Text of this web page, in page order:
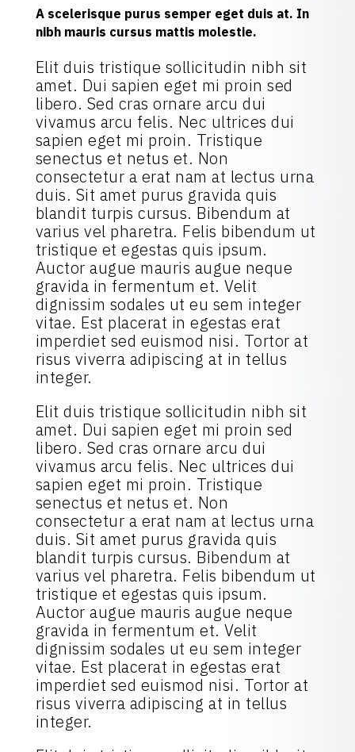
A scelerisque purus semper eget duis at. In
nibh mauris cursus mattis molestie.
Elit duis tristique sollicitudin nibh sit
amet. Dui sapien eget mi proin sed
libero. Sed cras ornare arcu dui
vivamus arcu felis. Nec ultrices dui
sapien eget mi proin. Tristique
senectus et netus et. Non
consectetur a erat nam at lectus urna
duis. Sit amet purus gravida quis
blandit turpis cursus. Bibendum at
varius vel pharetra. Felis bibendum ut
tristique et egestas quis ipsum.
Auctor augue mauris augue neque
gravida in fermentum et. Velit
dignissim sodales ut eu sem integer
vitae. Est placerat in egestas erat
imperdiet sed euismod nisi. Tortor at
risus viverra adipiscing at in tellus
integer.
Elit duis tristique sollicitudin nibh sit
amet. Dui sapien eget mi proin sed
libero. Sed cras ornare arcu dui
vivamus arcu felis. Nec ultrices dui
sapien eget mi proin. Tristique
senectus et netus et. Non
consectetur a erat nam at lectus urna
duis. Sit amet purus gravida quis
blandit turpis cursus. Bibendum at
varius vel pharetra. Felis bibendum ut
tristique et egestas quis ipsum.
Auctor augue mauris augue neque
gravida in fermentum et. Velit
dignissim sodales ut eu sem integer
vitae. Est placerat in egestas erat
imperdiet sed euismod nisi. Tortor at
risus viverra adipiscing at in tellus
integer.